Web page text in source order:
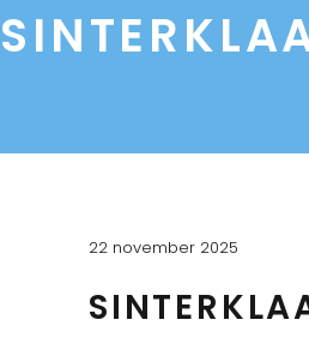
22 november 2025